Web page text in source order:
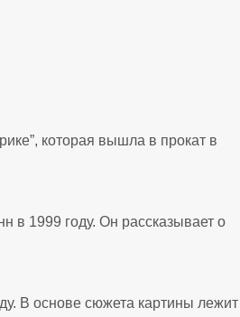
которая вышла в прокат в
в 1999 году. Он рассказывает о
В основе сюжета картины лежит